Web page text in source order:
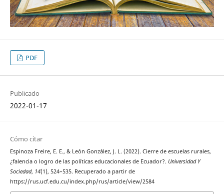
PDF
Publicado
2022-01-17
Cómo citar
Espinoza Freire, E. E., & León González, J. L. (2022). Cierre de escuelas rurales,
¿falencia o logro de las políticas educacionales de Ecuador?. Universidad Y
Sociedad, 14(1), 524–535. Recuperado a partir de
https://rus.ucf.edu.cu/index.php/rus/article/view/2584